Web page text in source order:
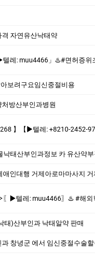
자연유산낙­태약
조 #남쯩위조 #재직증명서위조 #소견소위조 #품질보증
보려구요임신중절비용
방산부인과병원
기술자격증대리시험 텝스대리시험 토익대리시험 ✅본 업
태산부인과정보 카 유산약
인대행 거제아로마마사지
#상해진단서제작 #이민서류위조 #추천서제작♨️ ♨️제작업
태)산부인과 낙­태알약 판매
에서 임신중절수술할수있을까요? 임